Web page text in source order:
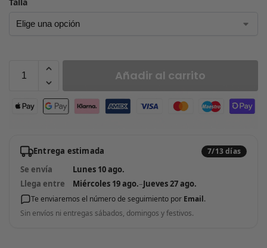
Añadir al carrito
Entrega estimada 7/13 días
Se envía
Lunes 10 ago.
Llega entre
Miércoles 19 ago.–Jueves 27 ago.
Te enviaremos el número de seguimiento por Email.
Sin envíos ni entregas sábados, domingos y festivos.